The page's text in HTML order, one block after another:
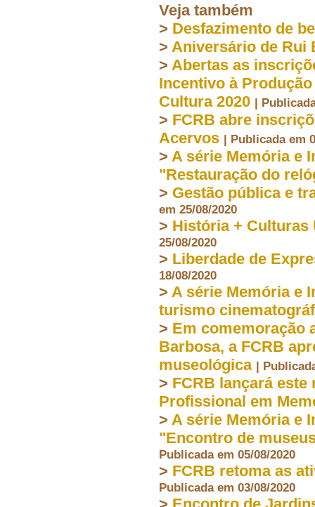
Veja também
> Desfazimento de
> Aniversário de Rui
> Abertas as
Incentivo à
Cultura 2020 |
> FCRB abre
Acervos | Publicada em
> A série Memória e
"Restauração do
> Gestão pública e
em 25/08/2020
> História + Culturas
25/08/2020
> Liberdade de
18/08/2020
> A série Memória e
turismo
> Em comemoração
Barbosa, a FCRB
museológica |
> FCRB lançará
Profissional em
> A série Memória e
"Encontro de
Publicada em 05/08/2020
> FCRB retoma as
Publicada em 03/08/2020